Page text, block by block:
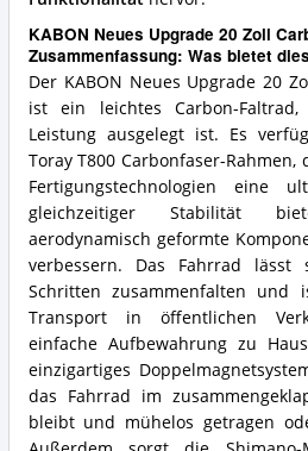
KABON Neues Upgrade 20 Zoll
Zusammenfassung: Was bietet
Der KABON Neues Upgrade 20
ist ein leichtes Carbon-
Leistung ausgelegt ist. Es
Toray T800 Carbonfaser-
Fertigungstechnologien eine
gleichzeitiger Stabilität
aerodynamisch geformte
verbessern. Das Fahrrad
Schritten zusammenfalten
Transport in öffentlichen
einfache Aufbewahrung zu
einzigartiges
das Fahrrad im
bleibt und mühelos getragen